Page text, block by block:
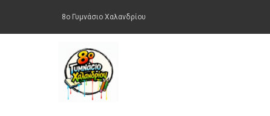
8ο Γυμνάσιο Χαλανδρίου